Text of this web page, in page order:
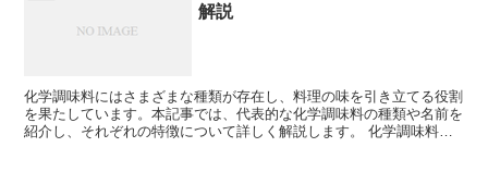
解説
化学調味料にはさまざまな種類が存在し、料理の味を引き立てる役割
を果たしています。本記事では、代表的な化学調味料の種類や名前を
紹介し、それぞれの特徴について詳しく解説します。 化学調味料と